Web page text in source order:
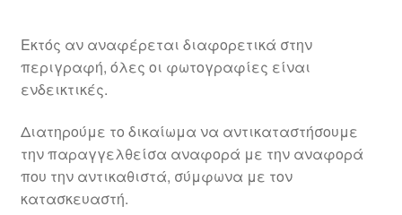
Εκτός αν αναφέρεται διαφορετικά στην
περιγραφή, όλες οι φωτογραφίες είναι
ενδεικτικές.
Διατηρούμε το δικαίωμα να αντικαταστήσουμε
την παραγγελθείσα αναφορά με την αναφορά
που την αντικαθιστά, σύμφωνα με τον
κατασκευαστή.